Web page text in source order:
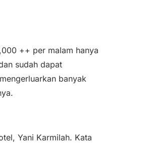
++ per malam hanya
sudah dapat
banyak
Yani Karmilah. Kata